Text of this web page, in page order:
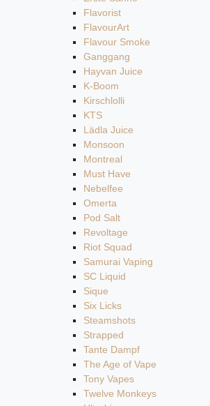
Flavorist
FlavourArt
Flavour Smoke
Ganggang
Hayvan Juice
K-Boom
Kirschlolli
KTS
Lädla Juice
Monsoon
Montreal
Must Have
Nebelfee
Omerta
Pod Salt
Revoltage
Riot Squad
Samurai Vaping
SC Liquid
Sique
Six Licks
Steamshots
Strapped
Tante Dampf
The Age of Vape
Tony Vapes
Twelve Monkeys